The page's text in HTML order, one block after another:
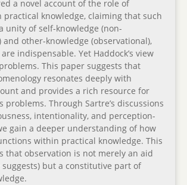
a novel account of the role of
practical knowledge, claiming that such
unity of self-knowledge (non-
and other-knowledge (observational),
indispensable. Yet Haddock’s view
This paper suggests that
resonates deeply with
and provides a rich resource for
problems. Through Sartre’s discussions
intentionality, and perception-
gain a deeper understanding of how
within practical knowledge. This
that observation is not merely an aid
suggests) but a constitutive part of